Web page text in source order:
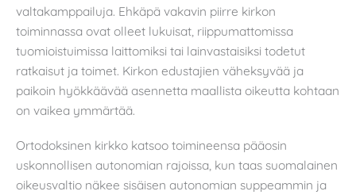
valtakamppailuja. Ehkäpä vakavin piirre kirkon
toiminnassa ovat olleet lukuisat, riippumattomissa
tuomioistuimissa laittomiksi tai lainvastaisiksi todetut
ratkaisut ja toimet. Kirkon edustajien väheksyvää ja
paikoin hyökkäävää asennetta maallista oikeutta kohtaan
on vaikea ymmärtää.
Ortodoksinen kirkko katsoo toimineensa pääosin
uskonnollisen autonomian rajoissa, kun taas suomalainen
oikeusvaltio näkee sisäisen autonomian suppeammin ja